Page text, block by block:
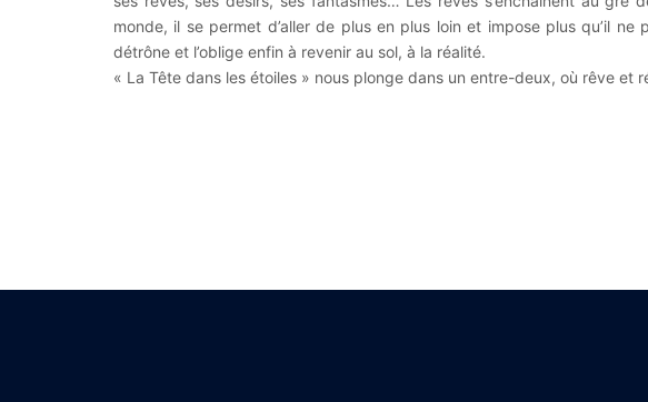
monde, il se permet d’aller de plus en plus loin et impose plus qu’il
détrône et l’oblige enfin à revenir au sol, à la réalité.
« La Tête dans les étoiles » nous plonge dans un entre-deux, où rêve et